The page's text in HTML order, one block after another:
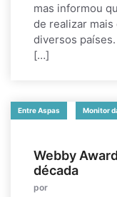
mas informou
de realizar
diversos
[…]
Entre Aspas Monitor
Webby
década
por